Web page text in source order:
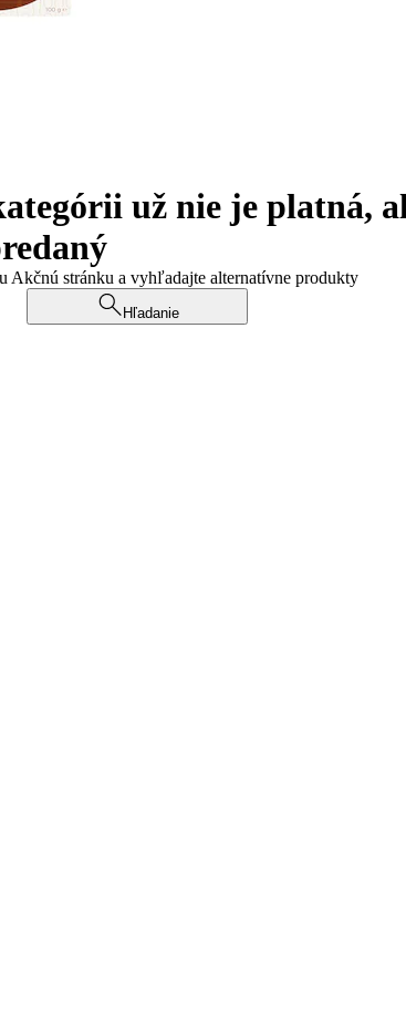
už nie je platná,
Akčnú stránku a vyhľadajte alternatívne produkty
Hľadanie